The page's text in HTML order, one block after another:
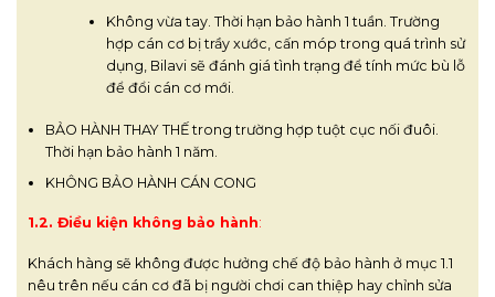
Không vừa tay. Thời hạn bảo hành 1 tuần. Trường
hợp cán cơ bị trầy xước, cấn móp trong quá trình sử
dụng, Bilavi sẽ đánh giá tình trạng để tính mức bù lỗ
để đổi cán cơ mới.
BẢO HÀNH THAY THẾ trong trường hợp tuột cục nối đuôi.
Thời hạn bảo hành 1 năm.
KHÔNG BẢO HÀNH CÁN CONG
1.2. Điều kiện không bảo hành:
Khách hàng sẽ không được hưởng chế độ bảo hành ở mục 1.1
nêu trên nếu cán cơ đã bị người chơi can thiệp hay chỉnh sửa